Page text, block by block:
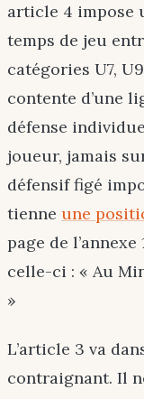
article 4 impose
temps de jeu
catégories U7,
contente d’une
défense
joueur, jamais
défensif figé
tienne une
page de
celle-ci : « Au
»
L’article 3 va
contraignant. Il